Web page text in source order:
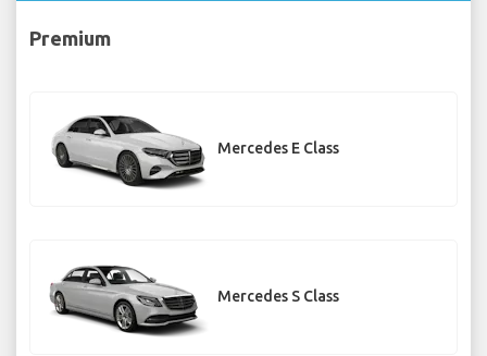
Premium
Mercedes E Class
Mercedes S Class